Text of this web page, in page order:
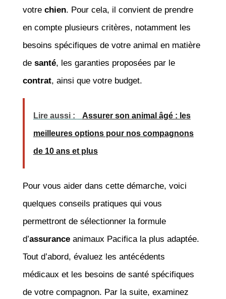
votre chien. Pour cela, il convient de prendre
en compte plusieurs critères, notamment les
besoins spécifiques de votre animal en matière
de santé, les garanties proposées par le
contrat, ainsi que votre budget.
Lire aussi : Assurer son animal âgé : les
meilleures options pour nos compagnons
de 10 ans et plus
Pour vous aider dans cette démarche, voici
quelques conseils pratiques qui vous
permettront de sélectionner la formule
d’assuranceanimaux Pacifica la plus adaptée.
Tout d’abord, évaluez les antécédents
médicaux et les besoins de santé spécifiques
de votre compagnon. Par la suite, examinez